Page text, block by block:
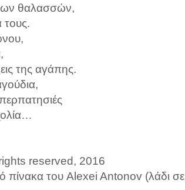
θαλασσών,
τους.
της αγάπης.
reserved, 2016
πίνακα του Alexei Antonov (λάδι σε